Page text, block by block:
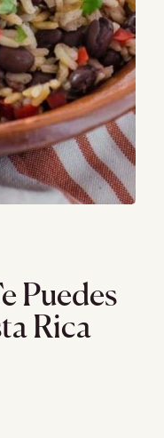
Puedes
Rica